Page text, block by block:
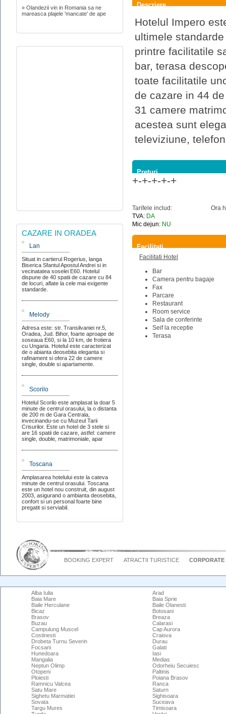
» Olandezii vin in Romania sa ne
mareasca plajele 'mancate' de ape
CAZARE IN ORADEA
Lan
Situat in cartierul Rogerius, langa
Biserica Sfantul Apostul Andrei si in
vecinatatea soselei E60. Hotelul
dispune de 40 spatii de cazare cu 84
de locuri, aflate la cele mai exigente
standarde.
Melody
Adresa este: str. Transilvaniei nr.5,
Oradea, Jud. Bihor, foarte aproape de
soseaua E60, si la 10 km, de frotiera
cu Ungaria. Hotelul este caracterizat
de o abianta deosebita eleganta si
rafinament si ofera 22 de camere
single, double si apartamente.
Scorilo
Hotelul Scorilo este amplasat la doar 5
minute de centrul orasului, la o distanta
de 200 m de Gara Centrala,
invecinandu-se cu Muzeul Tarii
Crisurilor. Este un hotel de 3 stele si
are 16 spatii de cazare, astfel: camere
single, double, matrimoniale, apar
Toscana
Amplasarea hotelului este la cateva
minute de centrul orasului. Toscana
este un hotel nou construit, din august
2003, asigurand o ambianta deosebita,
confort si un personal foarte bine
pregatit si serviabil.
Descriere
Hotelul Impero
ultimele
printre facilitatile
bar, terasa
toate facilitatile
de cazare in 44
31 camere
acestea sunt
televiziune,
Preturi
+-+-+-+-+
Tarifele includ:
TVA: DA
Mic dejun: NU
Ora
Facilitati
Facilitati Hotel
Bar
Camera pentru bagaje
Fax
Parcare
Restaurant
Room service
Sala de conferinte
Seif la receptie
Terasa
BOOKING EXPERT ATRACTII TURISTICE CORPORATE
Alba Iulia
Arad
Baia Mare
Baia Sprie
Baile Herculane
Baile Olanesti
Bicaz
Botosani
Brasov
Breaza
Buzau
Calarasi
Campulung Muscel
Cap Aurora
Costinesti
Craiova
Drobeta Turnu Severin
Durau
Focsani
Galati
Hunedoara
Iasi
Mangalia
Medias
Neptun Olimp
Odorheiu Secuiesc
Otopeni
Paltinis
Ploiesti
Poiana Brasov
Ramnicu Valcea
Ranca
Satu Mare
Saturn
Sighetu Marmatiei
Sighisoara
Sovata
Suceava
Targu Mures
Timisoara